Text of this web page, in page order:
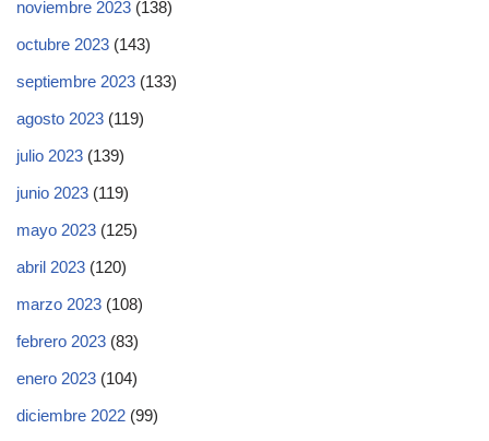
noviembre 2023 (138)
octubre 2023 (143)
septiembre 2023 (133)
agosto 2023 (119)
julio 2023 (139)
junio 2023 (119)
mayo 2023 (125)
abril 2023 (120)
marzo 2023 (108)
febrero 2023 (83)
enero 2023 (104)
diciembre 2022 (99)